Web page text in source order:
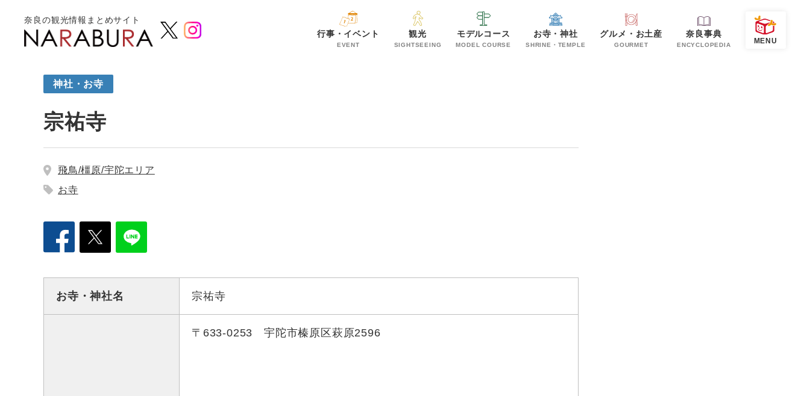
奈良の観光情報まとめサイト
行事・イベント
EVENT
観光
SIGHTSEEING
モデルコース
MODEL COURSE
お寺・神社
SHRINE・TEMPLE
グルメ・お土産
GOURMET
奈良事典
ENCYCLOPEDIA
神社・お寺
宗祐寺
飛鳥/橿原/宇陀エリア
お寺
お寺・神社名 宗祐寺
〒633-0253 宇陀市榛原区萩原2596